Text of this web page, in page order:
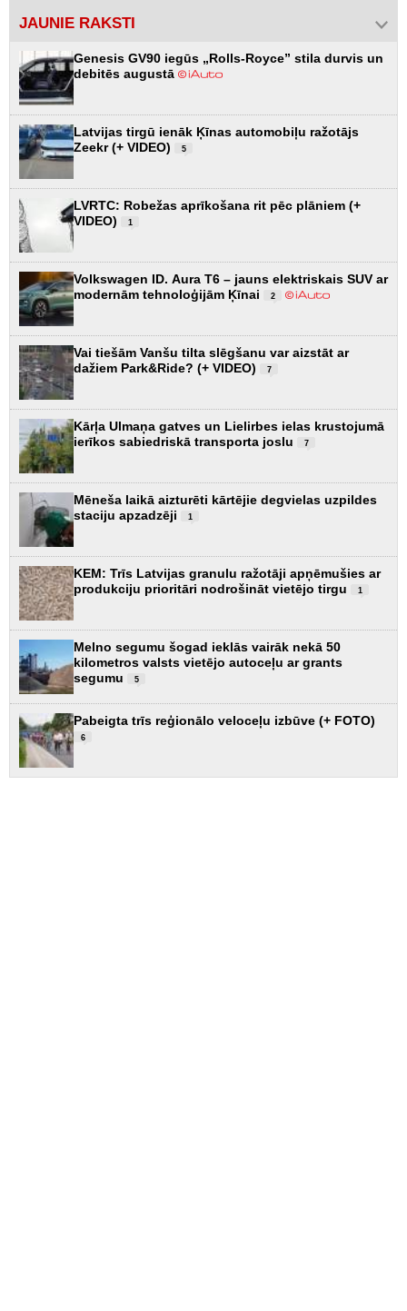
JAUNIE RAKSTI
Genesis GV90 iegūs „Rolls-Royce” stila durvis un
debitēs augustā
Latvijas tirgū ienāk Ķīnas automobiļu ražotājs
Zeekr (+ VIDEO)
5
LVRTC: Robežas aprīkošana rit pēc plāniem (+
VIDEO)
1
Volkswagen ID. Aura T6 – jauns elektriskais SUV ar
modernām tehnoloģijām Ķīnai
2
Vai tiešām Vanšu tilta slēgšanu var aizstāt ar
dažiem Park&Ride? (+ VIDEO)
7
Kārļa Ulmaņa gatves un Lielirbes ielas krustojumā
ierīkos sabiedriskā transporta joslu
7
Mēneša laikā aizturēti kārtējie degvielas uzpildes
staciju apzadzēji
1
KEM: Trīs Latvijas granulu ražotāji apņēmušies ar
produkciju prioritāri nodrošināt vietējo tirgu
1
Melno segumu šogad ieklās vairāk nekā 50
kilometros valsts vietējo autoceļu ar grants
segumu
5
Pabeigta trīs reģionālo veloceļu izbūve (+ FOTO)
6